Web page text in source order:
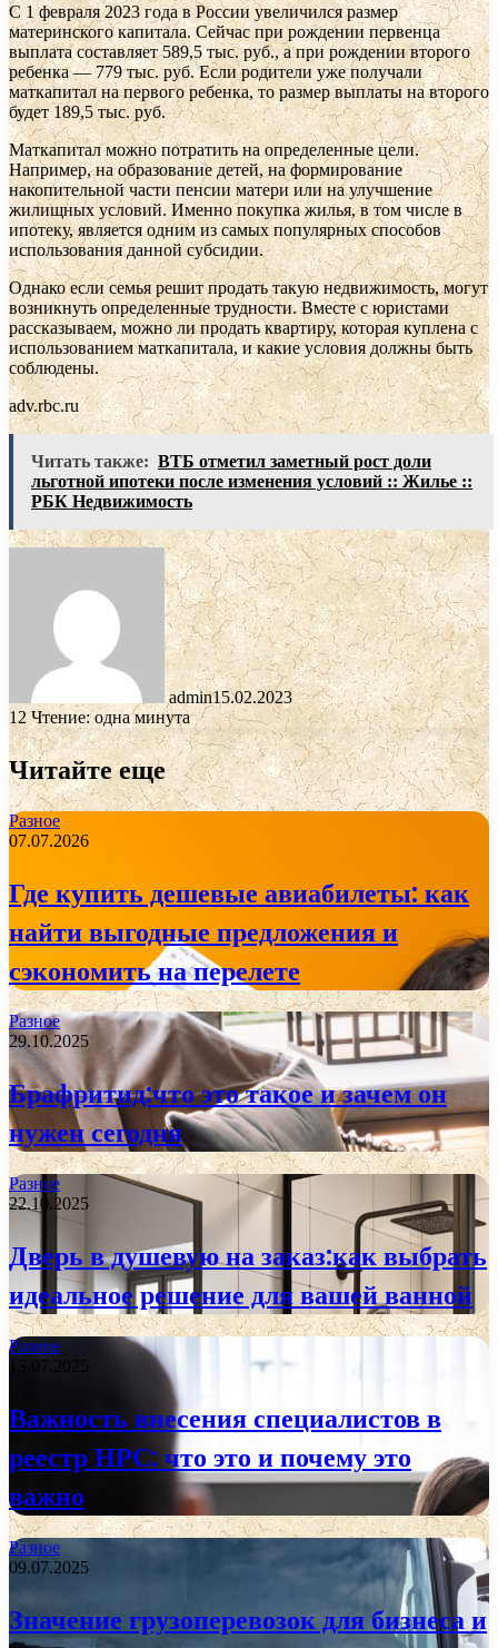
С 1 февраля 2023 года в России увеличился размер
материнского капитала. Сейчас при рождении первенца
выплата составляет 589,5 тыс. руб., а при рождении второго
ребенка — 779 тыс. руб. Если родители уже получали
маткапитал на первого ребенка, то размер выплаты на второго
будет 189,5 тыс. руб.
Маткапитал можно потратить на определенные цели.
Например, на образование детей, на формирование
накопительной части пенсии матери или на улучшение
жилищных условий. Именно покупка жилья, в том числе в
ипотеку, является одним из самых популярных способов
использования данной субсидии.
Однако если семья решит продать такую недвижимость, могут
возникнуть определенные трудности. Вместе с юристами
рассказываем, можно ли продать квартиру, которая куплена с
использованием маткапитала, и какие условия должны быть
соблюдены.
adv.rbc.ru
Читать также: ВТБ отметил заметный рост доли
льготной ипотеки после изменения условий :: Жилье ::
РБК Недвижимость
admin15.02.2023
12 Чтение: одна минута
Читайте еще
Разное
07.07.2026
Где купить дешевые авиабилеты: как
найти выгодные предложения и
сэкономить на перелете
Разное
29.10.2025
Брафритид:что это такое и зачем он
нужен сегодня
Разное
22.10.2025
Дверь в душевую на заказ:как выбрать
идеальное решение для вашей ванной
Разное
13.07.2025
Важность внесения специалистов в
реестр НРС: что это и почему это
важно
Разное
09.07.2025
Значение грузоперевозок для бизнеса и